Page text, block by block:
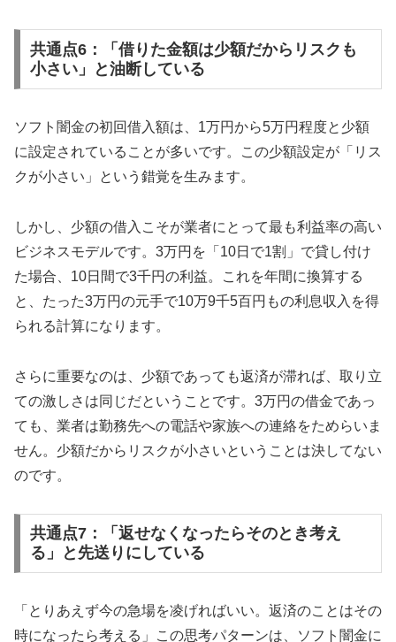
共通点6：「借りた金額は少額だからリスクも
小さい」と油断している
ソフト闇金の初回借入額は、1万円から5万円程度と少額
に設定されていることが多いです。この少額設定が「リス
クが小さい」という錯覚を生みます。
しかし、少額の借入こそが業者にとって最も利益率の高い
ビジネスモデルです。3万円を「10日で1割」で貸し付け
た場合、10日間で3千円の利益。これを年間に換算する
と、たった3万円の元手で10万9千5百円もの利息収入を得
られる計算になります。
さらに重要なのは、少額であっても返済が滞れば、取り立
ての激しさは同じだということです。3万円の借金であっ
ても、業者は勤務先への電話や家族への連絡をためらいま
せん。少額だからリスクが小さいということは決してない
のです。
共通点7：「返せなくなったらそのとき考え
る」と先送りにしている
「とりあえず今の急場を凌げればいい。返済のことはその
時になったら考える」この思考パターンは、ソフト闇金に